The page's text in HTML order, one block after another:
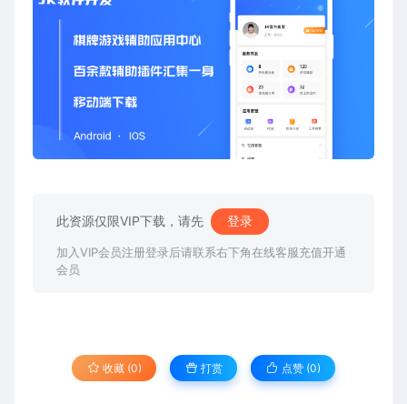
此资源仅限VIP下载，请先 登录
加入VIP会员注册登录后请联系右下角在线客服充值开通
会员
收藏 (0) 打赏 点赞 (0)